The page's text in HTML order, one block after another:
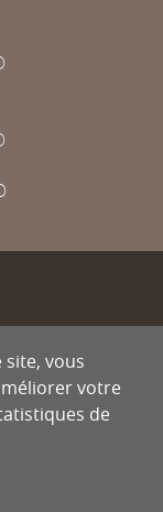
vous
votre
de